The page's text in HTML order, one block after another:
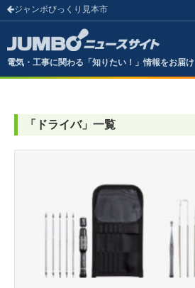
ジャンボびっくり見本市
電気・工事に関わる「知りたい！」情報をお届け
「 ドライバ」 一覧